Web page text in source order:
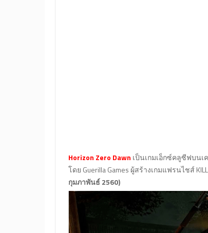
Horizon Zero Dawn เป็นเกมเอ็กซ์คลูซีฟบนเ
โดย Guerilla Games ผู้สร้างเกมแฟรนไชส์
กุมภาพันธ์ 2560)